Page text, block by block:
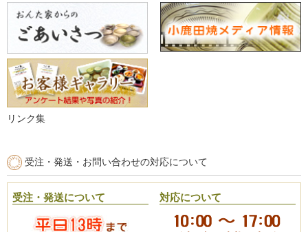
リンク集
受注・発送・お問い合わせの対応について
受注・発送について 対応について